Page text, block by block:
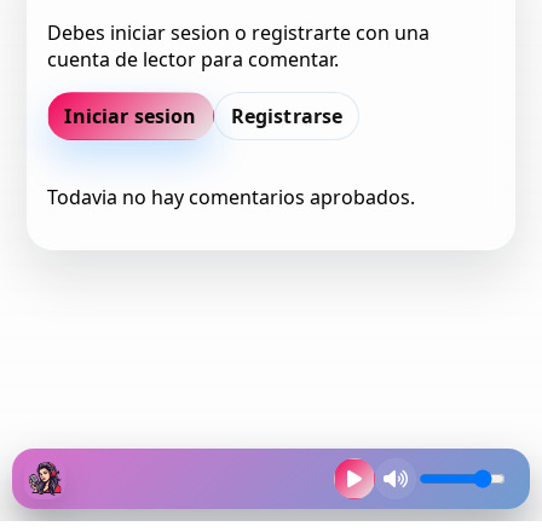
Debes iniciar sesion o registrarte con una
cuenta de lector para comentar.
Iniciar sesion Registrarse
Todavia no hay comentarios aprobados.